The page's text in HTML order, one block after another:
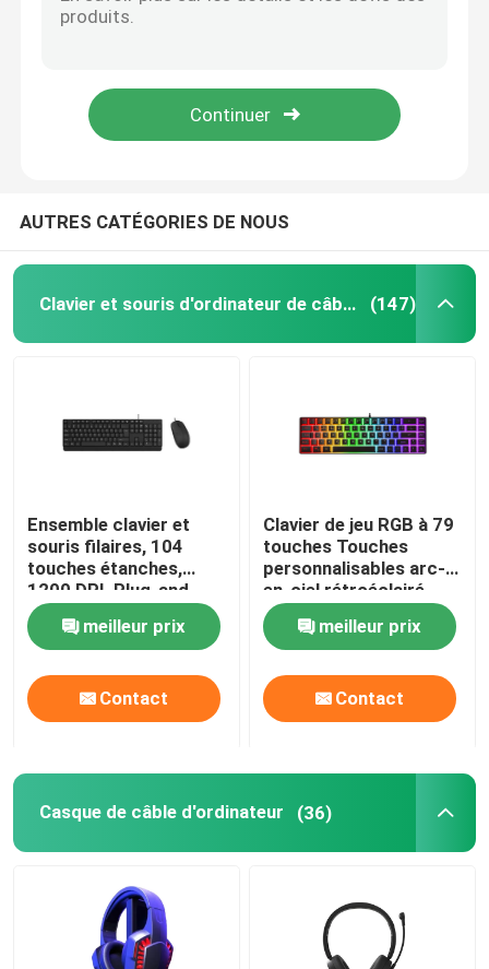
Haut-parleur de câble d'ordinateur
Caisse d'ordinateur
clavier et souris sans fil
Les amateurs de boîtes d'ordinateur
Bloc alim. d'ordinateur de jeu
Chaise de bureau ergonomique de jeu
protection de refroidissement d'ordinateur portable
Chargeur de téléphone rapide
AUTRES CATÉGORIES DE NOUS
Clavier et souris d'ordinateur de câble (147)
Ensemble clavier et
souris filaires, 104
touches étanches,
1200 DPI, Plug-and-
Play USB, pour
bureaux, écoles
meilleur prix
Contact
Clavier de jeu RGB à 79
touches Touches
personnalisables arc-
en-ciel rétroéclairé
USB
meilleur prix
Contact
Casque de câble d'ordinateur (36)